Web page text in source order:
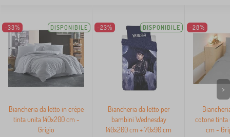
-33% DISPONIBILE
Biancheria da letto in crêpe
tinta unita 140x200 cm -
Grigio
-23% DISPONIBILE
Biancheria da letto per
bambini Wednesday
140x200 cm + 70x90 cm
-28%
cotone tinta
cm -
>